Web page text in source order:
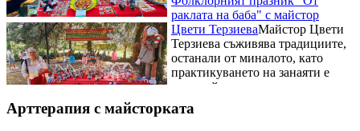
Цвети ТерзиеваМайстор Цвети
Терзиева съживява традициите,
останали от миналото, като
практикуването на занаяти е
сред най-старите ч...
Рибните изкушения на
майстор Цвети Терзиева
Арттерапия с майсторката